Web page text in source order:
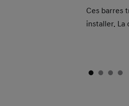
Ces barres
installer. La